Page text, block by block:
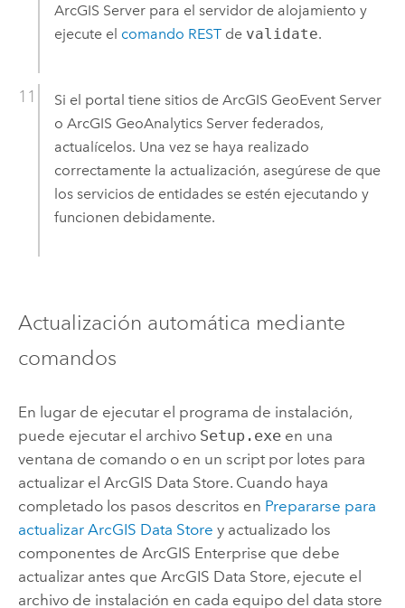
ArcGIS Serverpara el servidor de alojamiento y
ejecute el comando RESTde validate.
Si el portal tiene sitios de ArcGIS GeoEvent Server
o ArcGIS GeoAnalytics Serverfederados,
actualícelos. Una vez se haya realizado
correctamente la actualización, asegúrese de que
los servicios de entidades se estén ejecutando y
funcionen debidamente.
Actualización automática mediante
comandos
En lugar de ejecutar el programa de instalación,
puede ejecutar el archivo Setup.exeen una
ventana de comando o en un script por lotes para
actualizar el ArcGIS Data Store. Cuando haya
completado los pasos descritos en Prepararse para
actualizar ArcGIS Data Store y actualizado los
componentes de ArcGIS Enterprise que debe
actualizar antes que ArcGIS Data Store, ejecute el
archivo de instalación en cada equipo del data store